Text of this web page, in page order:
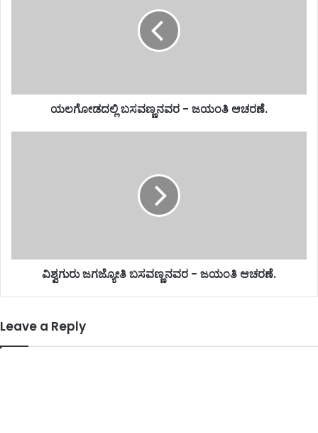
ಯಲಗೋಡದಲ್ಲಿ ಬಸವಣ್ಣನವರ - ಜಯಂತಿ ಆಚರಣೆ.
ವಿಶ್ವಗುರು ಜಗಜ್ಯೋತಿ ಬಸವಣ್ಣನವರ - ಜಯಂತಿ ಆಚರಣೆ.
Leave a Reply